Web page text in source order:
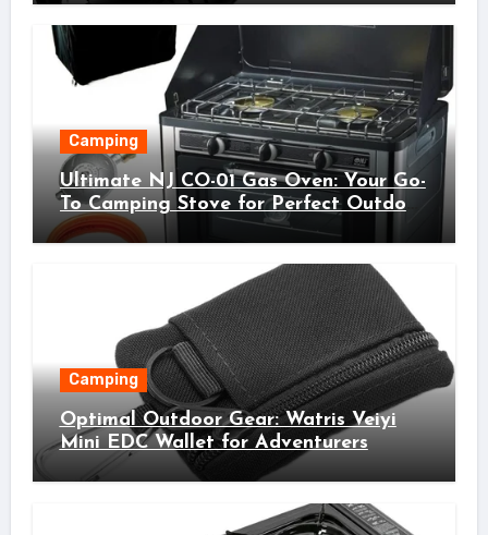
Camping
Ultimate NJ CO-01 Gas Oven: Your Go-
To Camping Stove for Perfect Outdoor
Cooking!
Camping
Optimal Outdoor Gear: Watris Veiyi
Mini EDC Wallet for Adventurers